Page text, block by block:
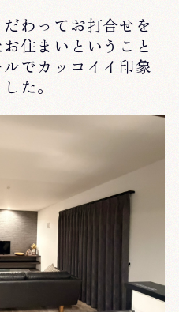
わってお打合せを
住まいということ
でカッコイイ印象
た。